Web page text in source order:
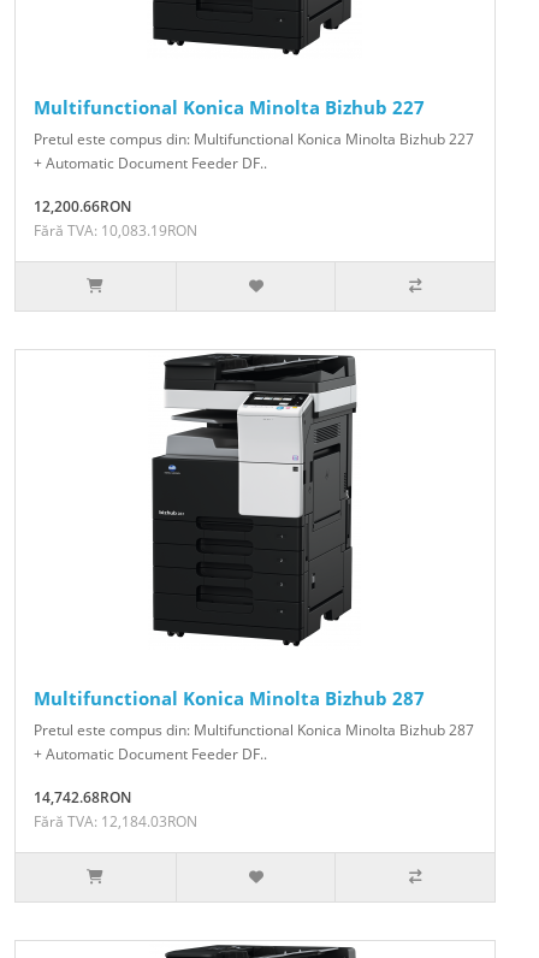
Multifunctional Konica Minolta Bizhub 227
Pretul este compus din: Multifunctional Konica Minolta Bizhub 227
+ Automatic Document Feeder DF..
12,200.66RON
Fără TVA: 10,083.19RON
Multifunctional Konica Minolta Bizhub 287
Pretul este compus din: Multifunctional Konica Minolta Bizhub 287
+ Automatic Document Feeder DF..
14,742.68RON
Fără TVA: 12,184.03RON